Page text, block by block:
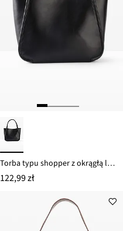
Torba typu shopper z okrągłą lamówką i dużą kieszenią w środku
122,99 zł